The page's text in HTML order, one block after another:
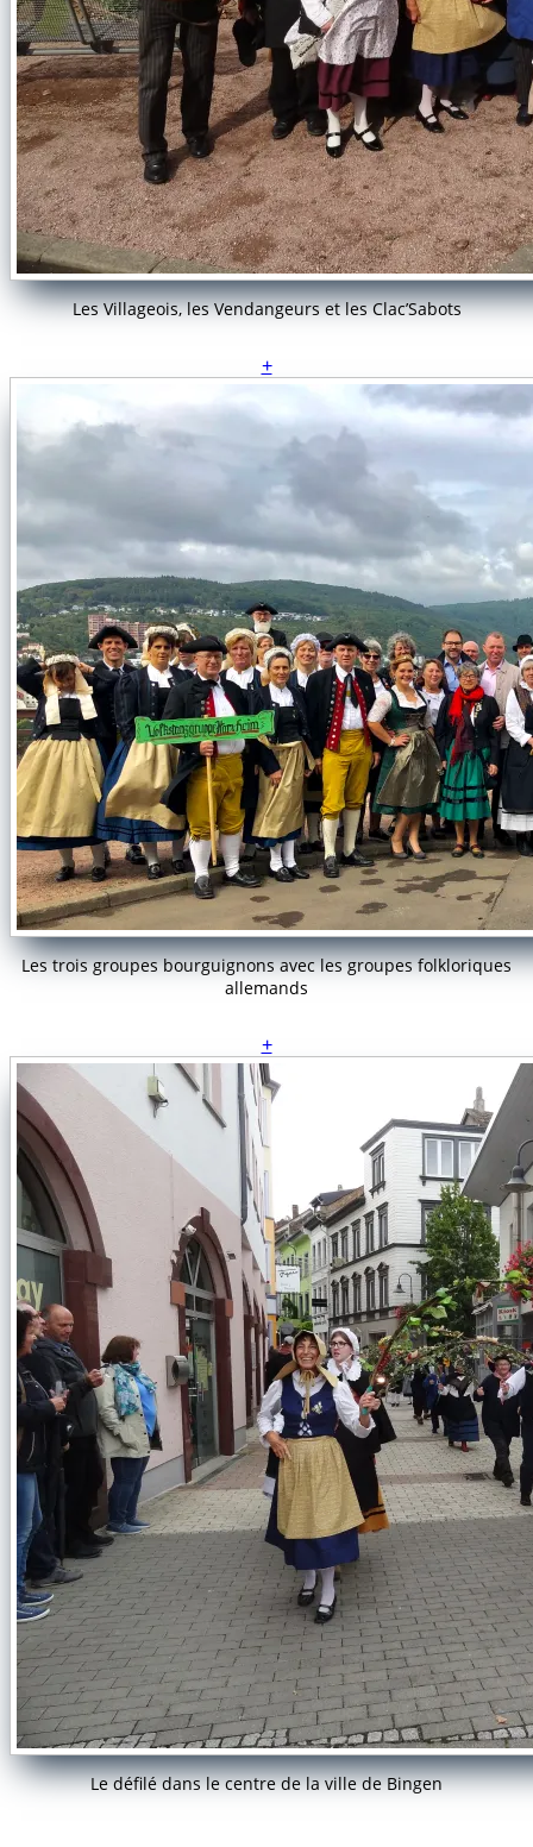
Les Villageois, les Vendangeurs et les Clac’Sabots
+
Les trois groupes bourguignons avec les groupes folkloriques
allemands
+
Le défilé dans le centre de la ville de Bingen